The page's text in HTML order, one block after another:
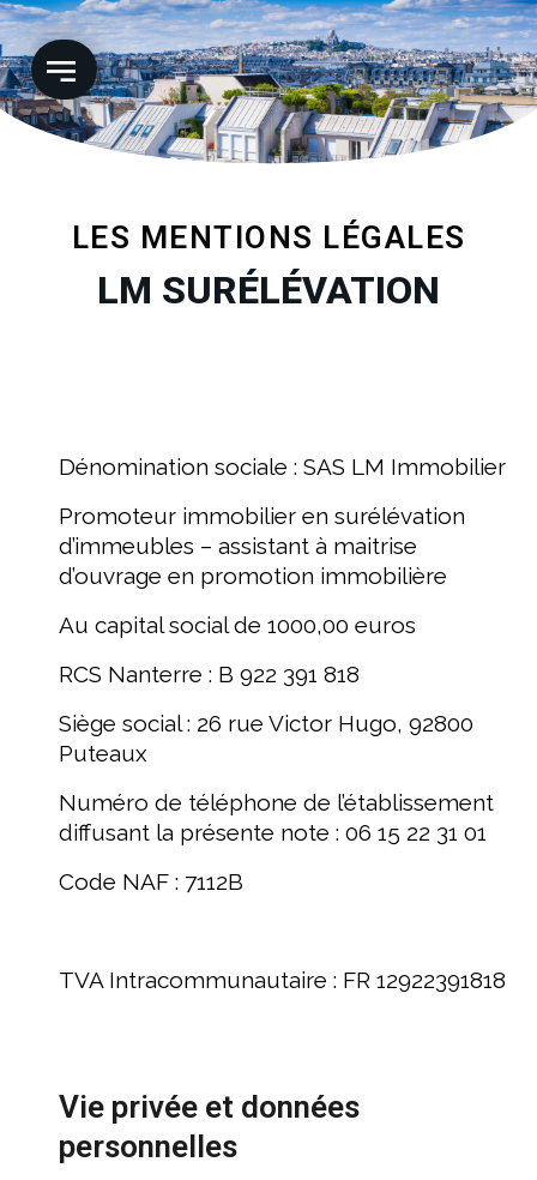
LES MENTIONS LÉGALES
LM SURÉLÉVATION
Dénomination sociale : SAS LM Immobilier
Promoteur immobilier en surélévation
d’immeubles – assistant à maitrise
d’ouvrage en promotion immobilière
Au capital social de 1000,00 euros
RCS Nanterre : B 922 391 818
Siège social : 26 rue Victor Hugo, 92800
Puteaux
Numéro de téléphone de l’établissement
diffusant la présente note : 06 15 22 31 01
Code NAF : 7112B
TVA Intracommunautaire : FR 12922391818
Vie privée et données
personnelles